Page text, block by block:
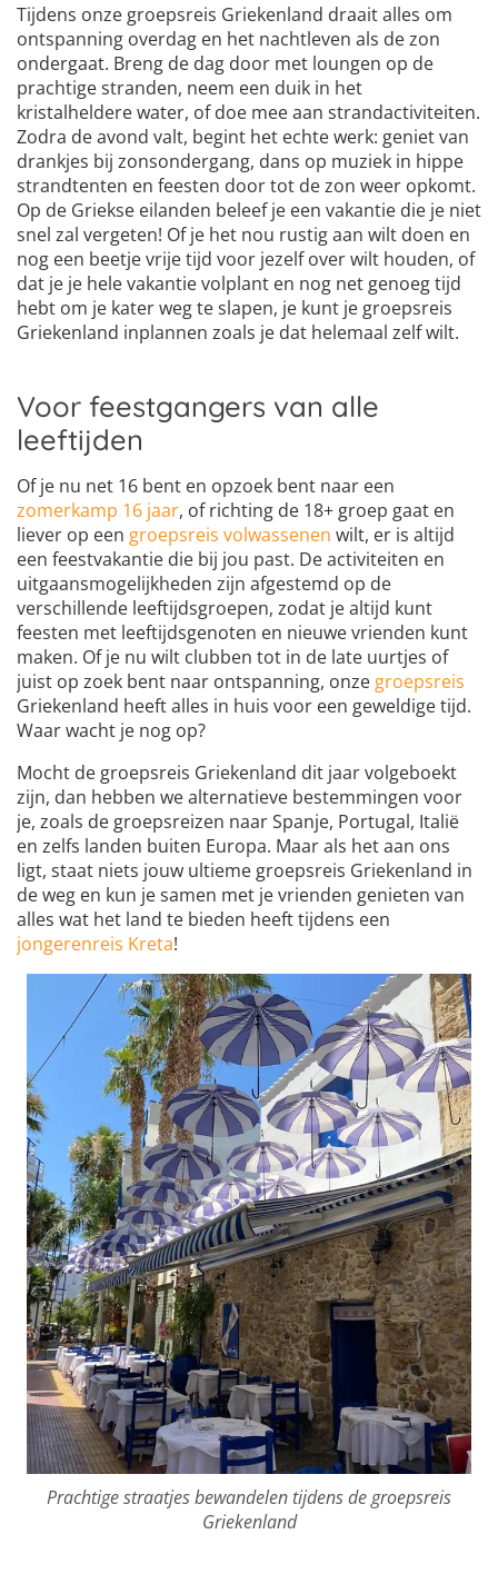
Tijdens onze groepsreis Griekenland draait alles om
ontspanning overdag en het nachtleven als de zon
ondergaat. Breng de dag door met loungen op de
prachtige stranden, neem een duik in het
kristalheldere water, of doe mee aan strandactiviteiten.
Zodra de avond valt, begint het echte werk: geniet van
drankjes bij zonsondergang, dans op muziek in hippe
strandtenten en feesten door tot de zon weer opkomt.
Op de Griekse eilanden beleef je een vakantie die je niet
snel zal vergeten! Of je het nou rustig aan wilt doen en
nog een beetje vrije tijd voor jezelf over wilt houden, of
dat je je hele vakantie volplant en nog net genoeg tijd
hebt om je kater weg te slapen, je kunt je groepsreis
Griekenland inplannen zoals je dat helemaal zelf wilt.
Voor feestgangers van alle
leeftijden
Of je nu net 16 bent en opzoek bent naar een
zomerkamp 16 jaar, of richting de 18+ groep gaat en
liever op een groepsreis volwassenen wilt, er is altijd
een feestvakantie die bij jou past. De activiteiten en
uitgaansmogelijkheden zijn afgestemd op de
verschillende leeftijdsgroepen, zodat je altijd kunt
feesten met leeftijdsgenoten en nieuwe vrienden kunt
maken. Of je nu wilt clubben tot in de late uurtjes of
juist op zoek bent naar ontspanning, onze groepsreis
Griekenland heeft alles in huis voor een geweldige tijd.
Waar wacht je nog op?
Mocht de groepsreis Griekenland dit jaar volgeboekt
zijn, dan hebben we alternatieve bestemmingen voor
je, zoals de groepsreizen naar Spanje, Portugal, Italië
en zelfs landen buiten Europa. Maar als het aan ons
ligt, staat niets jouw ultieme groepsreis Griekenland in
de weg en kun je samen met je vrienden genieten van
alles wat het land te bieden heeft tijdens een
jongerenreis Kreta!
Prachtige straatjes bewandelen tijdens de groepsreis
Griekenland